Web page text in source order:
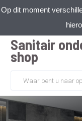
Op dit moment
Sanitair
shop